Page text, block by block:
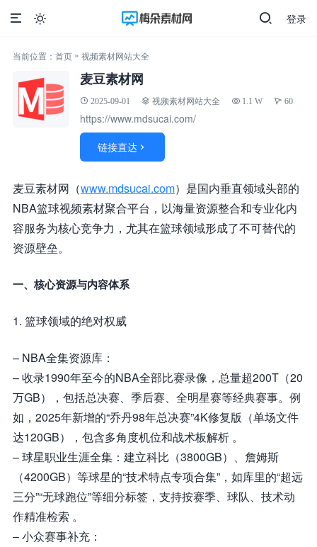
登录

当前位置： 首页 » 视频素材网站大全
麦豆素材网
2025-09-01 视频素材网站大全 1.1 W 60
https://www.mdsucai.com/
链接直达 
麦豆素材网（www.mdsucai.com）是国内垂直领域头部的
NBA篮球视频素材聚合平台，以海量资源整合和专业化内
容服务为核心竞争力，尤其在篮球领域形成了不可替代的
资源壁垒。
一、核心资源与内容体系
1. 篮球领域的绝对权威
– NBA全集资源库：
– 收录1990年至今的NBA全部比赛录像，总量超200T（20
万GB），包括总决赛、季后赛、全明星赛等经典赛事。例
如，2025年新增的“乔丹98年总决赛”4K修复版（单场文件
达120GB），包含多角度机位和战术板解析 。
– 球星职业生涯全集：建立科比（3800GB）、詹姆斯
（4200GB）等球星的“技术特点专项合集”，如库里的“超远
三分”“无球跑位”等细分标签，支持按赛季、球队、技术动
作精准检索 。
– 小众赛事补充：